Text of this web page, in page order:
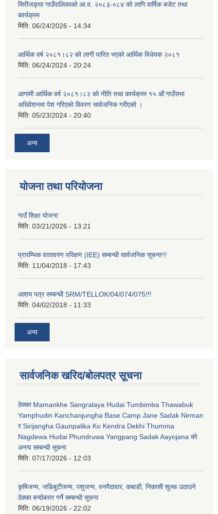
सिरीजङ्घा गाउँपालिकाको आ.व. २०८३-०८४ को लागि वार्षिक बजेट तथा
कार्यक्रम
मिति: 06/24/2026 - 14:34
आर्थिक वर्ष २०८१।८२ को लागी पारित भएको आर्थिक विधेयक २०८१
मिति: 06/24/2024 - 20:24
आगामी आर्थिक वर्ष २०८१।८२ को नीति तथा कार्यक्रम १५ औं गाउँसभा
अधिवेशनमा पेश गरिएको विवरण सार्वजनिक गरीएको ।
मिति: 05/23/2024 - 20:40
अन्य
योजना तथा परियोजना
गाउँ शिक्षा योजना
मिति: 03/21/2026 - 13:21
प्रारम्भिक वातावरण परिक्षण (IEE) सम्बन्धी सार्वजनिक सूचना!!!
मिति: 11/04/2018 - 17:43
आशय पत्र सम्बन्धी SRM/TELLOK/04/074/075!!!
मिति: 04/02/2018 - 11:33
अन्य
सार्वजनिक खरिद/बोलपत्र सूचना
ठेक्का Mamankhe Sangralaya Hudai Tumbimba Thawabuk
Yamphudin Kanchanjungha Base Camp Jane Sadak Nirman
र Sirijangha Gaunpalika Ko Kendra Dekhi Thumma
Nagdewa Hudai Phundruwa Yangpang Sadak Aayojana को
अन्त्य सम्बन्धी सूचना
मिति: 07/17/2026 - 12:03
कृषिजन्य, जडिबुटीजन्य, पशुजन्य, वनपैदावार, कबाडी, निकासी शुल्क उठाउने
ठेक्का बन्दोबस्त गर्ने सम्बन्धी सूचना
मिति: 06/19/2026 - 22:02